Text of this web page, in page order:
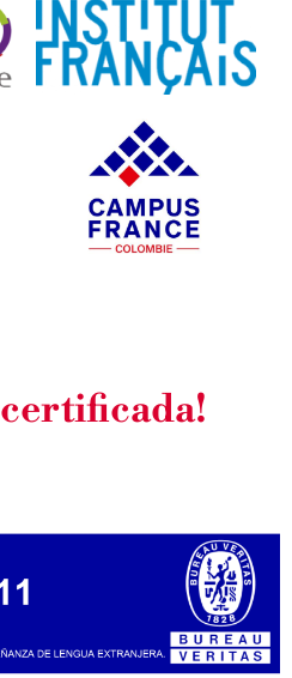
certificada!